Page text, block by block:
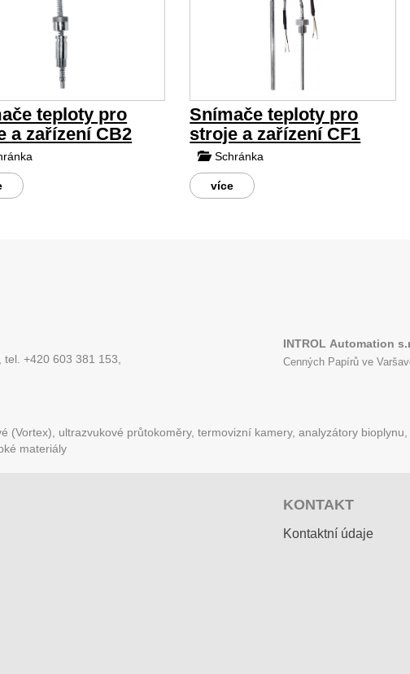
teploty pro
a zařízení CB2
Snímače teploty pro
stroje a zařízení CF1
Schránka
více
tel. +420 603 381 153,
INTROL Automation
Cenných Papírů ve
(Vortex), ultrazvukové průtokoměry, termovizní kamery, analyzátory
materiály
KONTAKT
Kontaktní údaje